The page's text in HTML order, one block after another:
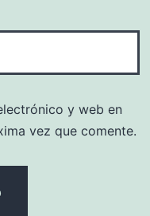
y web en
vez que comente.